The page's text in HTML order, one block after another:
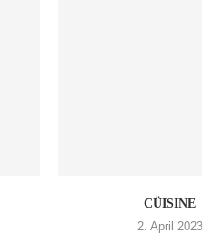
CÜISINE
2. April 2023